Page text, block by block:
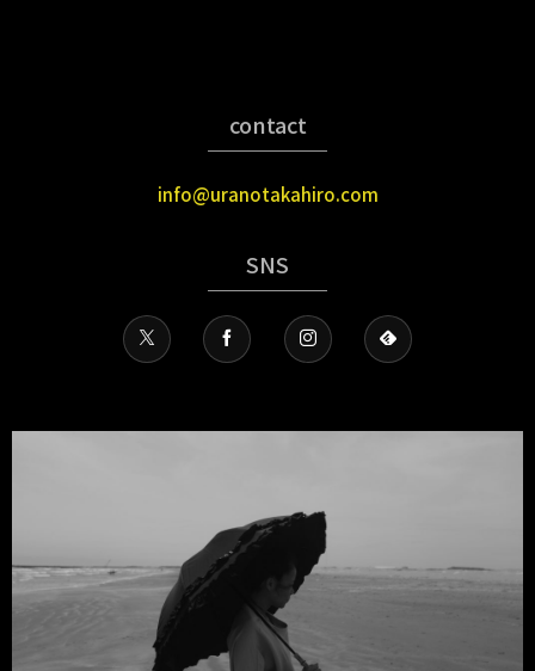
contact
info@uranotakahiro.com
SNS